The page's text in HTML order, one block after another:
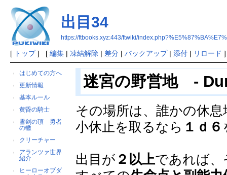
出目34
https://ftbooks.xyz:443/ftwiki/
[ トップ] [ 編集| 凍結解除 | 差分| バックアップ| 添付| リロード
はじめての方へ
更新情報
基本ルール
黄昏の騎士
雪剣の頂 勇者
の轍
クリーチャー
アランツァ世界
紹介
ヒーローオブダ
迷宮の野営地 -
その場所は、誰かの休
小休止を取るなら １ｄ６
出目が ２以上であれば